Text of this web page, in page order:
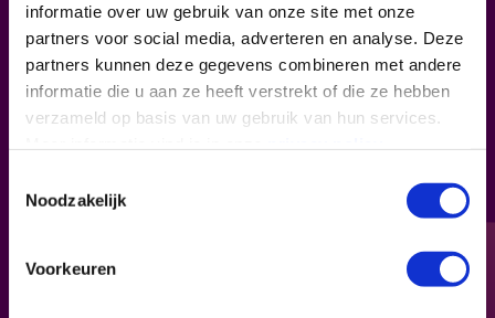
informatie over uw gebruik van onze site met onze
partners voor social media, adverteren en analyse. Deze
partners kunnen deze gegevens combineren met andere
informatie die u aan ze heeft verstrekt of die ze hebben
verzameld op basis van uw gebruik van hun services.
Noodzakelijk
Voorkeuren
Dit brengt een aantal uitdagingen voor
overheden met zich mee. Deze bedrijven
dragen namelijk vaak geen belasting af over
de winsten die ze maken. Zo waren er in
2019 bijvoorbeeld 17.000 Amsterdamse
woningen aangesloten op Airbnb en werd
daar in Nederland geen belasting over
de volle mep betalen. Diederik Stadig
(onderzoeker VU & European University